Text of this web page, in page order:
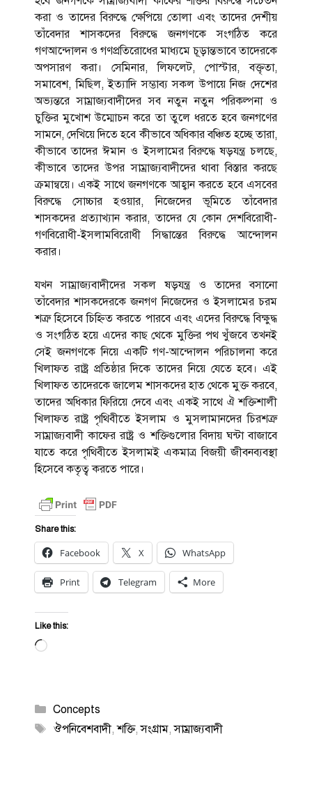
করা ও তাদের বিরুদ্ধে ক্ষেপিয়ে তোলা এবং তাদের দেশীয়
তাঁবেদার শাসকদের বিরুদ্ধে জনগণকে সংগঠিত করে
গণআন্দোলন ও গণপ্রতিরোধের মাধ্যমে চূড়ান্তভাবে তাদেরকে
অপসারণ করা। সেমিনার, লিফলেট, পোস্টার, বক্তৃতা,
সমাবেশ, মিছিল, ইত্যাদি সম্ভাব্য সকল উপায়ে নিজ দেশের
অভ্যন্তরে সাম্রাজ্যবাদীদের সব নতুন নতুন পরিকল্পনা ও
চুক্তির মুখোশ উম্মোচন করে তা তুলে ধরতে হবে জনগণের
সামনে, দেখিয়ে দিতে হবে কীভাবে অধিকার বঞ্চিত হচ্ছে তারা,
কীভাবে তাদের ঈমান ও ইসলামের বিরুদ্ধে ষড়যন্ত্র চলছে,
কীভাবে তাদের উপর সাম্রাজ্যবাদীদের থাবা বিস্তার করছে
ক্রমান্বয়ে। একই সাথে জনগণকে আহ্বান করতে হবে এসবের
বিরুদ্ধে সোচ্চার হওয়ার, নিজেদের ভূমিতে তাঁবেদার
শাসকদের প্রত্যাখ্যান করার, তাদের যে কোন দেশবিরোধী-
গণবিরোধী-ইসলামবিরোধী সিদ্ধান্তের বিরুদ্ধে আন্দোলন
করার।
যখন সাম্রাজ্যবাদীদের সকল ষড়যন্ত্র ও তাদের বসানো
তাঁবেদার শাসকদেরকে জনগণ নিজেদের ও ইসলামের চরম
শত্রু হিসেবে চিহ্নিত করতে পারবে এবং এদের বিরুদ্ধে বিক্ষুদ্ধ
ও সংগঠিত হয়ে এদের কাছ থেকে মুক্তির পথ খুঁজবে তখনই
সেই জনগণকে নিয়ে একটি গণ-আন্দোলন পরিচালনা করে
খিলাফত রাষ্ট্র প্রতিষ্ঠার দিকে তাদের নিয়ে যেতে হবে। এই
খিলাফত তাদেরকে জালেম শাসকদের হাত থেকে মুক্ত করবে,
তাদের অধিকার ফিরিয়ে দেবে এবং একই সাথে ঐ শক্তিশালী
খিলাফত রাষ্ট্র পৃথিবীতে ইসলাম ও মুসলামানদের চিরশত্রু
সাম্রাজ্যবাদী কাফের রাষ্ট্র ও শক্তিগুলোর বিদায় ঘন্টা বাজাবে
যাতে করে পৃথিবীতে ইসলামই একমাত্র বিজয়ী জীবনব্যবস্থা
হিসেবে কতৃত্ব করতে পারে।
Share this:
Facebook X WhatsApp
Print Telegram More
Like this:
Loading…
Categories
Concepts
Tags
ঔপনিবেশবাদী,শক্তি,সংগ্রাম,সাম্রাজ্যবাদী